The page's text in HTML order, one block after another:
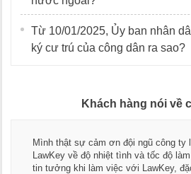
Từ 10/01/2025, Ủy ban nhân
ký cư trú của công dân ra sao?
Khách hàng nói về
Mình thật sự cảm ơn đội ngũ công ty
LawKey về độ nhiệt tình và tốc độ
tin tưởng khi làm việc với LawKey,